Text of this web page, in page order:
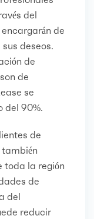
del
de
deseos.
de
de
se
del 90%.
de
también
toda la región
de
del
reducir